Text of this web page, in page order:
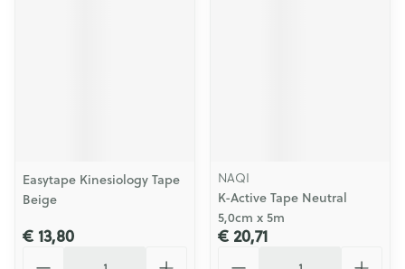
Easytape Kinesiology Tape
Beige
€ 13,80
NAQI
K-Active Tape Neutral
5,0cm x 5m
€ 20,71